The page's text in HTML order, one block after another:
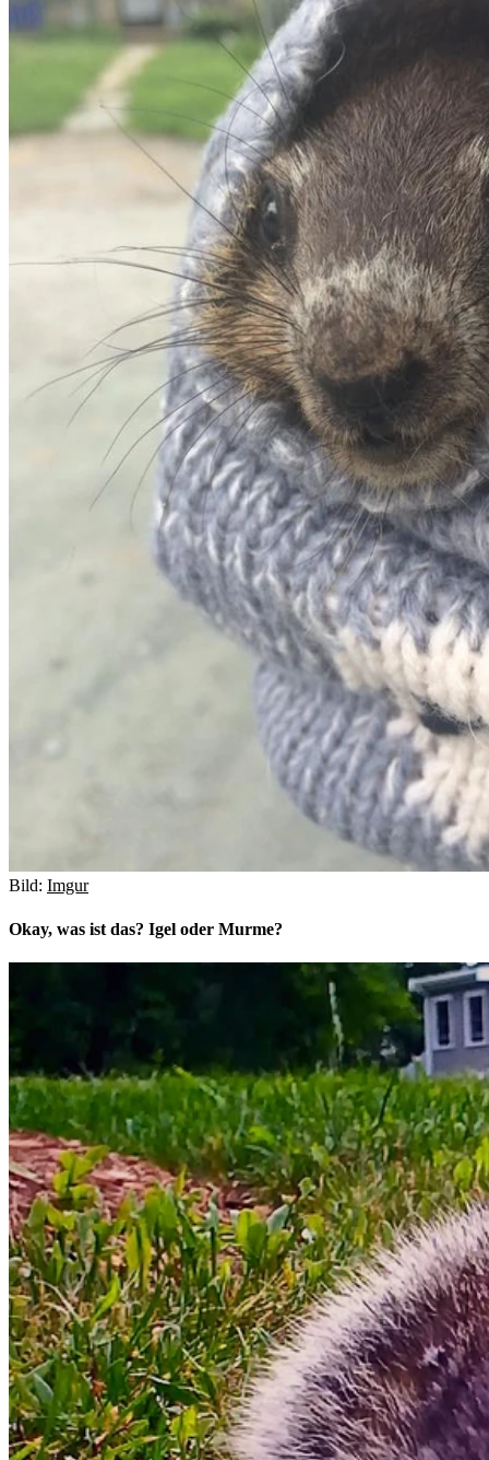
Bild: Imgur
Okay, was ist das? Igel oder Murme?